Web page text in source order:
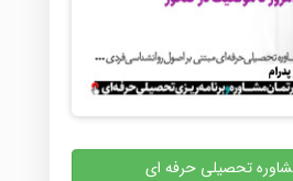
تحصیلی حرفه ای